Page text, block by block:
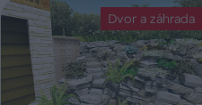
Dvor a záhrada